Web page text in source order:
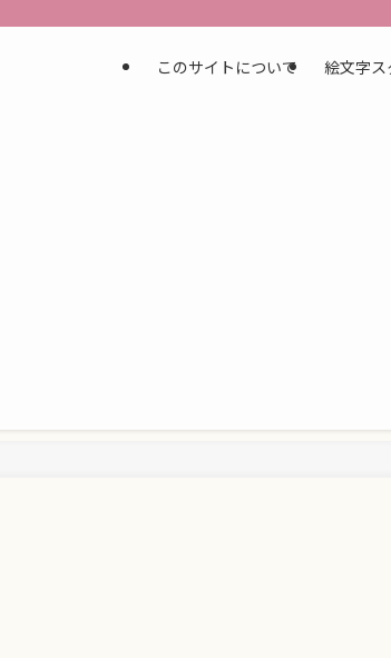
このサイトについて 絵文字